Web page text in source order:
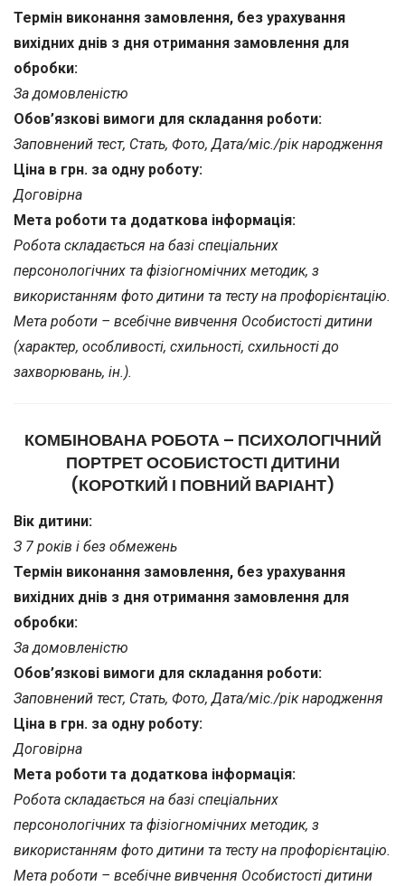
Термін виконання замовлення, без урахування
вихідних днів з дня отримання замовлення для
обробки:
За домовленістю
Обов’язкові вимоги для складання роботи:
Заповнений тест, Стать, Фото, Дата/міс./рік народження
Ціна в грн. за одну роботу:
Договірна
Мета роботи та додаткова інформація:
Робота складається на базі спеціальних
персонологічних та фізіогномічних методик, з
використанням фото дитини та тесту на профорієнтацію.
Мета роботи – всебічне вивчення Особистості дитини
(характер, особливості, схильності, схильності до
захворювань, ін.).
КОМБІНОВАНА РОБОТА – ПСИХОЛОГІЧНИЙ
ПОРТРЕТ ОСОБИСТОСТІ ДИТИНИ
(КОРОТКИЙ І ПОВНИЙ ВАРІАНТ)
Вік дитини:
З 7 років і без обмежень
Термін виконання замовлення, без урахування
вихідних днів з дня отримання замовлення для
обробки:
За домовленістю
Обов’язкові вимоги для складання роботи:
Заповнений тест, Стать, Фото, Дата/міс./рік народження
Ціна в грн. за одну роботу:
Договірна
Мета роботи та додаткова інформація:
Робота складається на базі спеціальних
персонологічних та фізіогномічних методик, з
використанням фото дитини та тесту на профорієнтацію.
Мета роботи – всебічне вивчення Особистості дитини